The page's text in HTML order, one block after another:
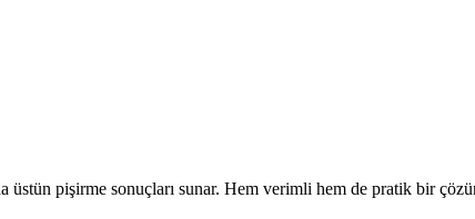
üstün pişirme sonuçları sunar. Hem verimli hem de pratik bir